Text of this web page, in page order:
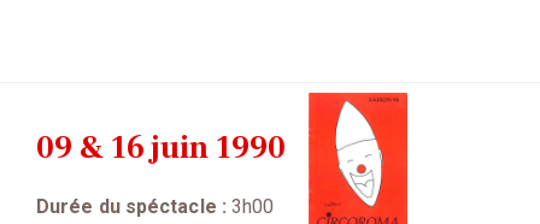
09 & 16 juin 1990
Durée du spéctacle : 3h00